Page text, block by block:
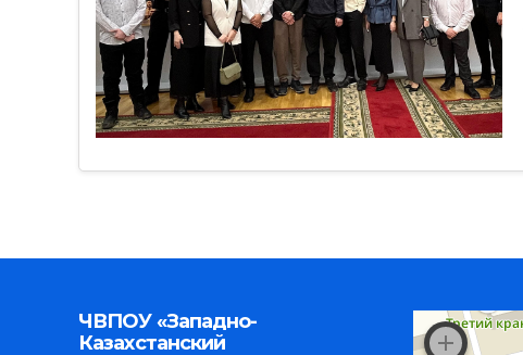
ЧВПОУ «Западно-
Казахстанский